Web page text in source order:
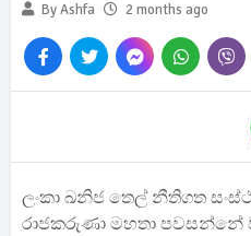
By Ashfa
2 months ago
ලංකා ඛනිජ තෙල් නීතිගත
රාජකරුණා මහතා පවසන්නේ